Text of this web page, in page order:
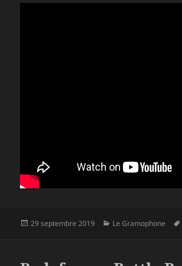
Publié
29 septembre 2019 Catégories
Le Gramophone